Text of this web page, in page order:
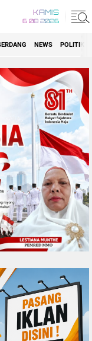
KAMIS
6 08 2026
NEWS POLITIK